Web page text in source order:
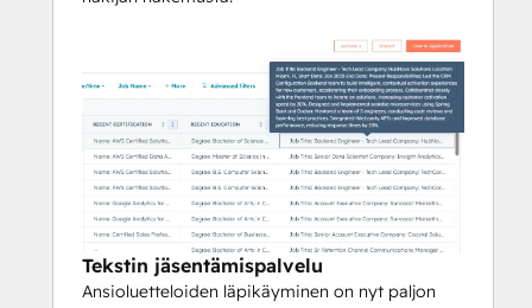
Tekstin jäsentämispalvelu
Ansioluetteloiden läpikäyminen on nyt paljon